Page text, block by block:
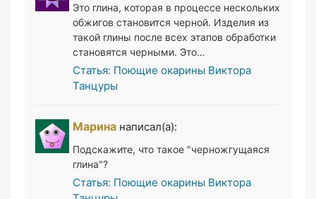
Это глина, которая в процессе нескольких
обжигов становится черной. Изделия из
такой глины после всех этапов обработки
становятся черными. Это…
Статья: Поющие окарины Виктора
Танцуры
Марина написал(а):
Подскажите, что такое "черножгущаяся
глина"?
Статья: Поющие окарины Виктора